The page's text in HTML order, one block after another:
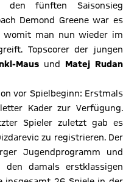
fünften Saisonsieg
Demond Greene war es
womit man nun wieder im
Topscorer der jungen
Maus und Matej Rudan
vor Spielbeginn: Erstmals
Kader zur Verfügung.
Spieler zuletzt gab es
zu registrieren. Der
Jugendprogramm und
damals erstklassigen